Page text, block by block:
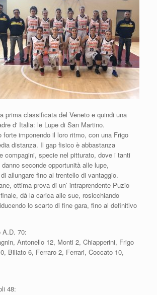
prima classificata del Veneto e quindi una
d' Italia: le Lupe di San Martino.
forte imponendo il loro ritmo, con una Frigo
distanza. Il gap fisico è abbastanza
compagini, specie nel pitturato, dove i tanti
seconde opportunità alle lupe,
allungare fino al trentello di vantaggio.
ottima prova di un’ intraprendente Puzio
dà la carica alle sue, rosicchiando
lo scarto di fine gara, fino al definitivo
A.D. 70:
Antonello 12, Monti 2, Chiapperini, Frigo
Biliato 6, Ferraro 2, Ferrari, Coccato 10,
48: